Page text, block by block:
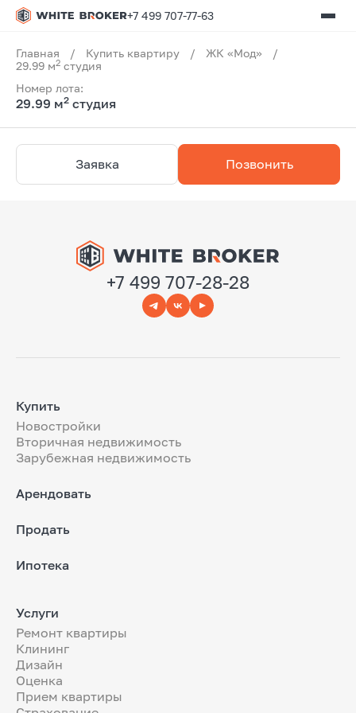
+7 499 707-77-63
Главная / Купить квартиру / ЖК «Мод»
/
29.99 м2 студия
Номер лота:
29.99 м2 студия
Заявка Позвонить
+7 499 707-28-28
Купить
Новостройки
Вторичная недвижимость
Зарубежная недвижимость
Арендовать
Продать
Ипотека
Услуги
Ремонт квартиры
Клининг
Дизайн
Оценка
Прием квартиры